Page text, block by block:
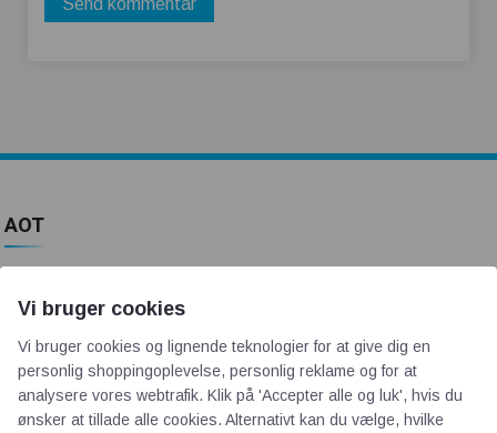
AOT
Priser
Kontakt
Persondata
Vi bruger cookies
Vi bruger cookies og lignende teknologier for at give dig en
personlig shoppingoplevelse, personlig reklame og for at
analysere vores webtrafik. Klik på 'Accepter alle og luk', hvis du
ønsker at tillade alle cookies. Alternativt kan du vælge, hvilke